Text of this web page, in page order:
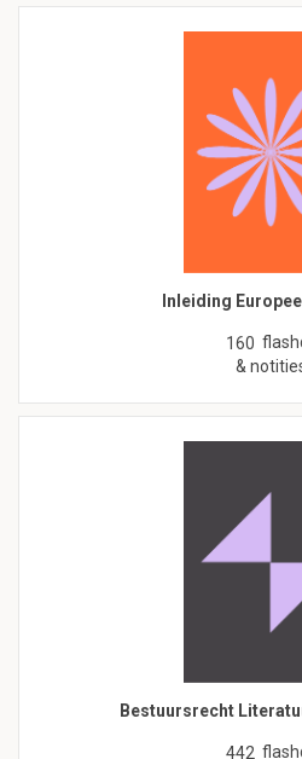
Inleiding
160
&
Bestuursrecht
442